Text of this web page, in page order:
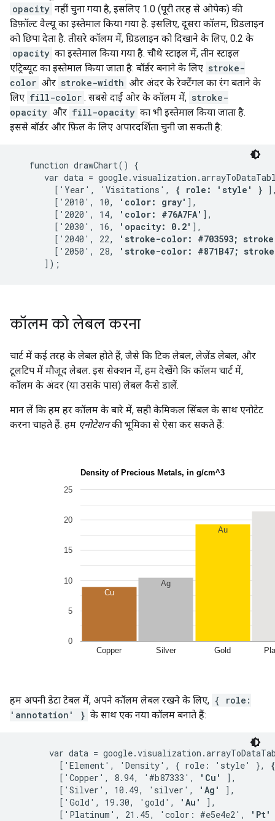
opacity नहीं चुना गया है, इसलिए 1.0 (पूरी तरह से ओपेक) की
डिफ़ॉल्ट वैल्यू का इस्तेमाल किया गया है. इसलिए, दूसरा कॉलम, ग्रिडलाइन
को छिपा देता है. तीसरे कॉलम में, ग्रिडलाइन को दिखाने के लिए, 0.2 के
opacity का इस्तेमाल किया गया है. चौथे स्टाइल में, तीन स्टाइल
एट्रिब्यूट का इस्तेमाल किया जाता है: बॉर्डर बनाने के लिए stroke-
color और stroke-width और अंदर के रेक्टैंगल का रंग बताने के
लिए fill-color . सबसे दाईं ओर के कॉलम में, stroke-
opacity और fill-opacity का भी इस्तेमाल किया जाता है.
इससे बॉर्डर और फ़िल के लिए अपारदर्शिता चुनी जा सकती है:
   function drawChart() {
var data =
        ['Year', 'Visitations',
{ role: 'style' }
        ['2010', 10,
'color: gray' ],
        ['2020', 14,
'color: #76A7FA' ],
        ['2030', 16,
'opacity: 0.2' ],
        ['2040', 22,
'stroke-color: #703593;
        ['2050', 28,
'stroke-color: #871B47;
कॉलम को लेबल करना
चार्ट में कई तरह के लेबल होते हैं, जैसे कि टिक लेबल, लेजेंड लेबल, और
टूलटिप में मौजूद लेबल. इस सेक्शन में, हम देखेंगे कि कॉलम चार्ट में,
कॉलम के अंदर (या उसके पास) लेबल कैसे डालें.
मान लें कि हम हर कॉलम के बारे में, सही केमिकल सिंबल के साथ एनोटेट
करना चाहते हैं. हम एनोटेशनकी भूमिका से ऐसा कर सकते हैं:
हम अपनी डेटा टेबल में, अपने कॉलम लेबल रखने के लिए, { role:
'annotation' } के साथ एक नया कॉलम बनाते हैं:
var data =
         ['Element', 'Density', { role: 'style' },
         ['Copper', 8.94, '#b87333',
'Cu'
],
         ['Silver', 10.49, 'silver',
'Ag'
],
         ['Gold', 19.30, 'gold',
'Au'
],
         ['Platinum', 21.45, 'color: #e5e4e2',
'Pt'